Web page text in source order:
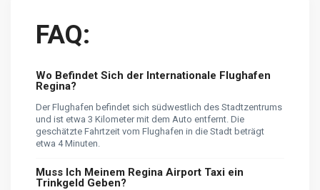
FAQ:
Wo Befindet Sich der Internationale Flughafen
Regina?
Der Flughafen befindet sich südwestlich des Stadtzentrums
und ist etwa 3 Kilometer mit dem Auto entfernt. Die
geschätzte Fahrtzeit vom Flughafen in die Stadt beträgt
etwa 4 Minuten.
Muss Ich Meinem Regina Airport Taxi ein
Trinkgeld Geben?